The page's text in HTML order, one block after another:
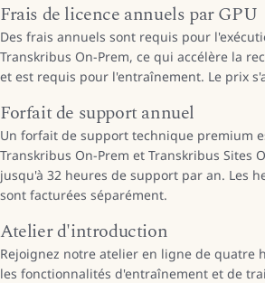
Frais de licence annuels par GPU
Des frais annuels sont requis pour
Transkribus On-Prem, ce qui accélère la
et est requis pour l'entraînement. Le prix
Forfait de support annuel
Un forfait de support technique premium
Transkribus On-Prem et Transkribus Sites
jusqu'à 32 heures de support par an. Les
sont facturées séparément.
Atelier d'introduction
Rejoignez notre atelier en ligne de quatre
les fonctionnalités d'entraînement et de